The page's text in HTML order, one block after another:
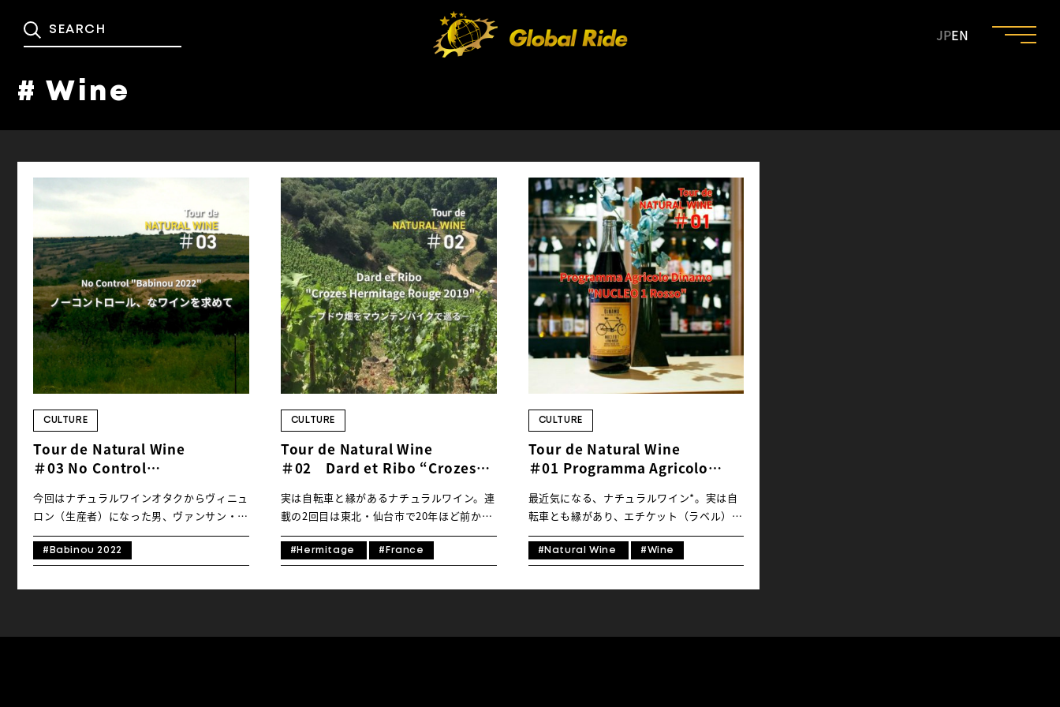
JPEN
HOME
FEATURE
EVENT
CULTURE
TRIP&TRAVEL
ENTRY
NEWS
# Wine
CULTURE
Tour de Natural Wine
＃03 No Control
ノーコントロール、なワインを求
めて
今回はナチュラルワインオタクからヴィニュ
ロン（生産者）になった男、ヴァンサン・マ
リーのエピソードをご紹介します。 「オタ
ク」という言葉はネガティブに感じることが
多いのではないでしょうか？強面のいかつい
大男。腕には立派なタトゥー、好きな音楽も
#Babinou 2022
CULTURE
Tour de Natural Wine
＃02 Dard et Ribo “Crozes
－ブドウ畑をマウンテンバイクで
巡る－
実は自転車と縁があるナチュラルワイン。連
載の2回目は東北・仙台市で20年ほど前から
ナチュラルワインを追求し続けてこられたセ
ラーワーカー兼「LoveSong by BATONS」
店主の板垣卓也さんよりお届けします。 ナ
チュラルワインに出会って20年。フランス
#Hermitage #France
CULTURE
Tour de Natural Wine
＃01 Programma Agricolo
最近気になる、ナチュラルワイン*。実は自
転車とも縁があり、エチケット（ラベル）に
見て取れることもしばしば。本コラムでは自
転車にまつわるナチュラルワインのあれこれ
をさまざまなバイヤーやインポーターさんに
寄せていただきます。初回は東京・中目黒に
#Natural Wine #Wine